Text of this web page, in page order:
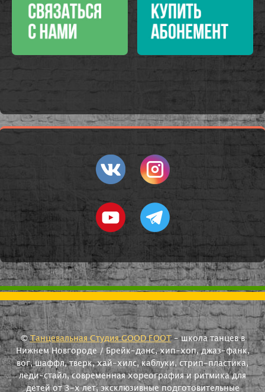
©Танцевальная Студия GOOD FOOT- школа танцев в
Нижнем Новгороде / Брейк-данс, хип-хоп, джаз-фанк,
вог, шаффл, тверк, хай-хилс, каблуки, стрип-пластика,
леди-стайл, современная хореография и ритмика для
детей от 3-х лет, эксклюзивные подготовительные